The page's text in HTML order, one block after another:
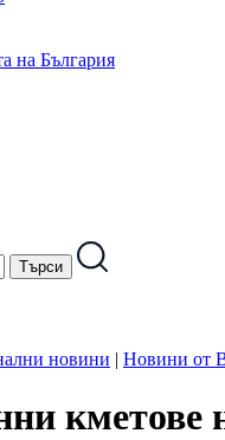
на България
новини | Новини от
кметове